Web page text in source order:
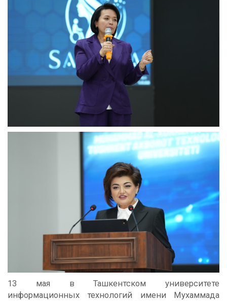
13 мая в Ташкентском университете
информационных технологий имени Мухаммада